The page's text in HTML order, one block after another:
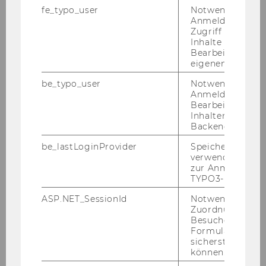
Ita­lie­nisch
Ja­pa­nisch
Ara­bisch
An­ge­bo­te für viele wei­te­re Spra­chen im Selbst­
stu­di­um gibt es imSprach­lern­zen­trum. Sie
Sprach­zer­ti­fi­ka­te für
Deutsch, Eng­lisch und Spa­nisch ab­sol­vie­ren.
fe_typo_user
Notwendig für
Anmeldung und
Zugriff auf
Inhalte oder zur
Bearbeitung des
eigenen Profils.
be_typo_user
Notwendig für
Anmeldung und
Bearbeitung von
Inhalten im
Backend.
be_lastLoginProvider
Speichert die
verwendete
zur Anmeldung
TYPO3-Backend.
ASP.NET_SessionId
Notwendig, um
Zuordnung von
Besucher zu
sicherstellen zu
können.